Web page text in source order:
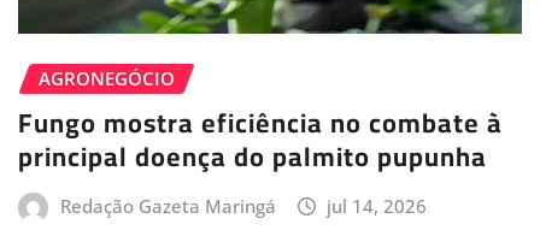
AGRONEGÓCIO
Fungo mostra eficiência no combate à
principal doença do palmito pupunha
Redação Gazeta Maringá jul 14, 2026